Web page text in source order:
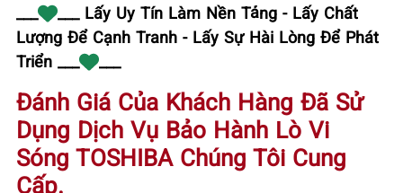
___ Lấy Uy Tín Làm Nền Tảng - Lấy Chất
Lượng Để Cạnh Tranh - Lấy Sự Hài Lòng Để Phát
Triển ___
___
Đánh Giá Của Khách Hàng Đã Sử
Dụng Dịch Vụ Bảo Hành Lò Vi
Sóng TOSHIBA Chúng Tôi Cung
Cấp.